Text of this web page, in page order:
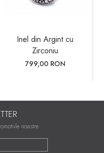
Inel din Argint cu
Zirconiu
799,00 RON
noastre